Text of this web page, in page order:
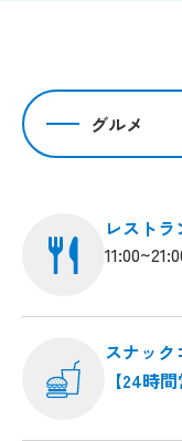
グルメ
レストラ
スナック
【24時間